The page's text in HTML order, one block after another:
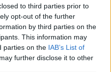
to third parties prior to
opt-out of the further
by third parties on the
This information may
parties on the IAB’s List of
further disclose it to other